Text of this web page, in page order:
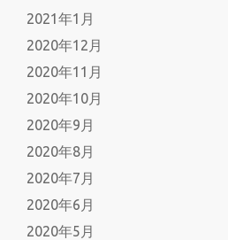
2021年1月
2020年12月
2020年11月
2020年10月
2020年9月
2020年8月
2020年7月
2020年6月
2020年5月